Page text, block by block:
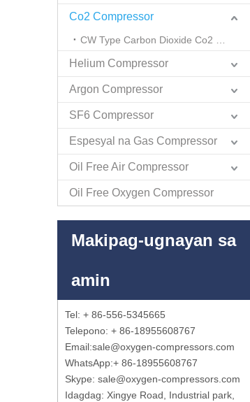
Co2 Compressor
Helium Compressor
Argon Compressor
SF6 Compressor
Espesyal na Gas Compressor
Oil Free Air Compressor
Oil Free Oxygen Compressor
Makipag-ugnayan sa
amin
Tel: + 86-556-5345665
Telepono: + 86-18955608767
Email:sale@oxygen-compressors.com
WhatsApp:+ 86-18955608767
Skype: sale@oxygen-compressors.com
Idagdag: Xingye Road, Industrial park,